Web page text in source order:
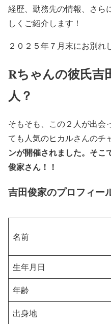
経歴、勤務先の情報、さら
しくご紹介します！
２０２５年７月末にお別れ
Rちゃんの彼氏吉
人？
そもそも、この２人が出会
ても人気のヒカルさんのチ
ンが開催されました。そこ
俊家さん！！
吉田俊家のプロフィー
名前
生年月日
年齢
出身地